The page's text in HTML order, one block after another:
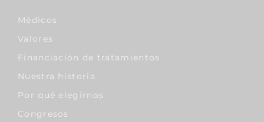
Médicos
Valores
Financiación de tratamientos
Nuestra historia
Por qué elegirnos
Congresos